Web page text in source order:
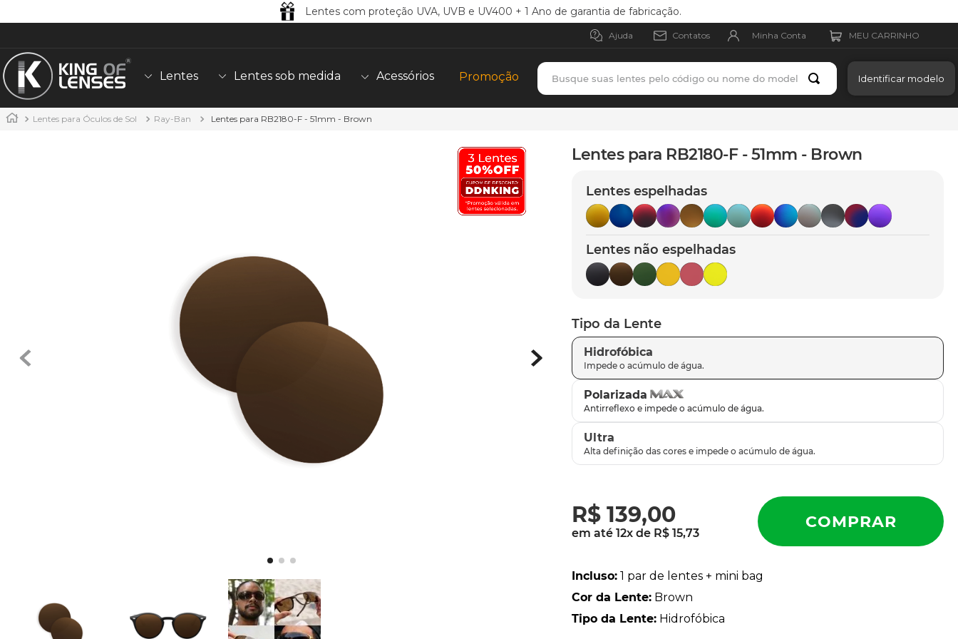
Lentes com proteção UVA, UVB e UV400 + 1 Ano de garantia de fabricação.
Ajuda Contatos Minha Conta
Lentes Lentes sob medida Acessórios Promoção
Busque suas lentes pelo código ou nome do modelo
Identificar modelo
Lentes para Óculos de Sol Ray-Ban Lentes para RB2180-F - 51mm - Brown
Lentes para RB2180-F - 51mm - Brown
Lentes espelhadas
Lentes não espelhadas
Tipo da Lente
Hidrofóbica
Polarizada
Ultra
R$ 139,00
em até12x de R$ 15,73
Incluso: 1 par de lentes + mini bag
Cor da Lente: Brown
Tipo da Lente: Hidrofóbica
10